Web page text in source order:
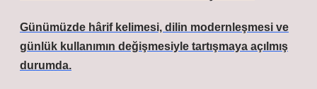
Günümüzde hârif kelimesi, dilin modernleşmesi ve
günlük kullanımın değişmesiyle tartışmaya açılmış
durumda.